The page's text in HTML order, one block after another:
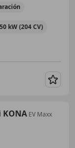
kW (204 CV)
EV Maxx